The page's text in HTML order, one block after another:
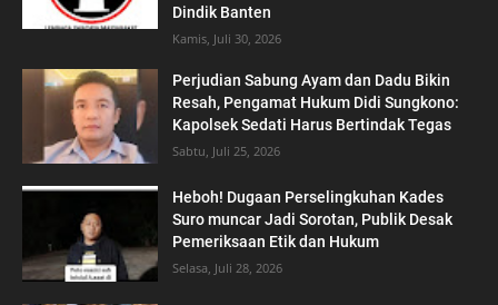
Dindik Banten
Kamis, Juli 30, 2026
Perjudian Sabung Ayam dan Dadu Bikin
Resah, Pengamat Hukum Didi Sungkono:
Kapolsek Sedati Harus Bertindak Tegas
Sabtu, Juli 25, 2026
Heboh! Dugaan Perselingkuhan Kades
Suro muncar Jadi Sorotan, Publik Desak
Pemeriksaan Etik dan Hukum
Selasa, Juli 28, 2026